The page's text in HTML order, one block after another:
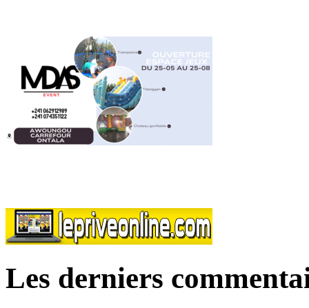
Les derniers